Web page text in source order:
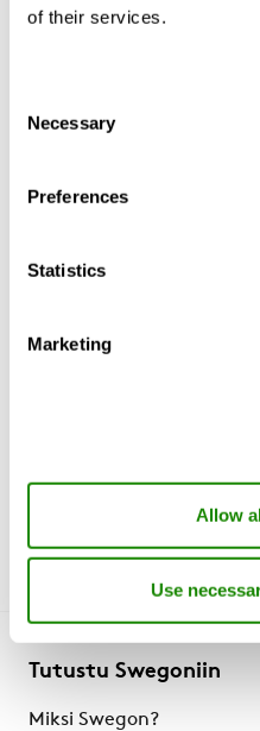
of their services.
Selection
Necessary
Preferences
Statistics
Marketing
Allow
Use
uppoasennetaan
puhaltaa suuren
nopeudella.
Materiaali ja
Tutustu Swegoniin
Miksi Swegon?